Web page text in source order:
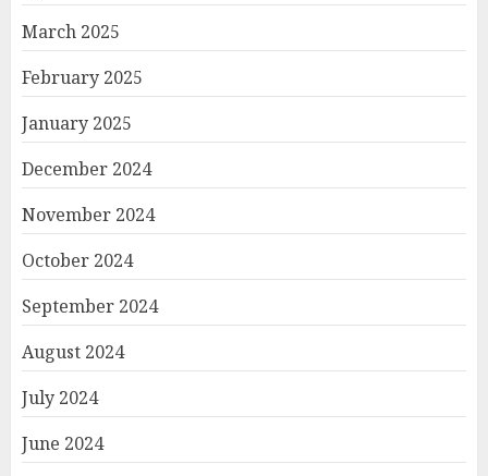
March 2025
February 2025
January 2025
December 2024
November 2024
October 2024
September 2024
August 2024
July 2024
June 2024